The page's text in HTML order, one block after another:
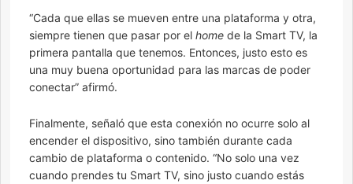
“Cada que ellas se mueven entre una plataforma y otra,
siempre tienen que pasar por el home de la Smart TV, la
primera pantalla que tenemos. Entonces, justo esto es
una muy buena oportunidad para las marcas de poder
conectar” afirmó.
Finalmente, señaló que esta conexión no ocurre solo al
encender el dispositivo, sino también durante cada
cambio de plataforma o contenido. “No solo una vez
cuando prendes tu Smart TV, sino justo cuando estás